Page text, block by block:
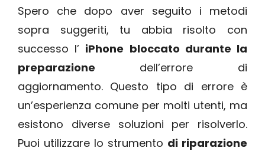
Spero che dopo aver seguito i metodi
sopra suggeriti, tu abbia risolto con
successo l’ iPhone bloccato durante la
preparazione dell’errore di
aggiornamento. Questo tipo di errore è
un’esperienza comune per molti utenti, ma
esistono diverse soluzioni per risolverlo.
Puoi utilizzare lo strumento di riparazione